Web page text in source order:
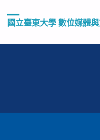
國立臺東大學 數位媒體